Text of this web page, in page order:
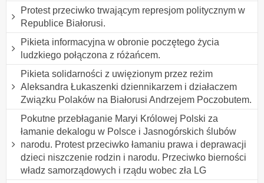
Protest przeciwko trwającym represjom politycznym w
Republice Białorusi.
Pikieta informacyjna w obronie poczętego życia
ludzkiego połączona z różańcem.
Pikieta solidarności z uwięzionym przez reżim
Aleksandra Łukaszenki dziennikarzem i działaczem
Związku Polaków na Białorusi Andrzejem Poczobutem.
Pokutne przebłaganie Maryi Królowej Polski za
łamanie dekalogu w Polsce i Jasnogórskich ślubów
narodu. Protest przeciwko łamaniu prawa i deprawacji
dzieci niszczenie rodzin i narodu. Przeciwko bierności
władz samorządowych i rządu wobec zła LG